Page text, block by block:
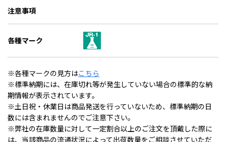
注意事項
各種マーク
※各種マークの見方はこちら
※標準納期には、在庫切れ等が発生していない場合の標準的な納
期情報が表示されています。
※土日祝・休業日は商品発送を行っていないため、標準納期の日
数には含まれませんのでご注意下さい。
※弊社の在庫数量に対して一定割合以上のご注文を頂戴した際に
は、当該商品の流通状況によって出荷数量をご相談させていただ